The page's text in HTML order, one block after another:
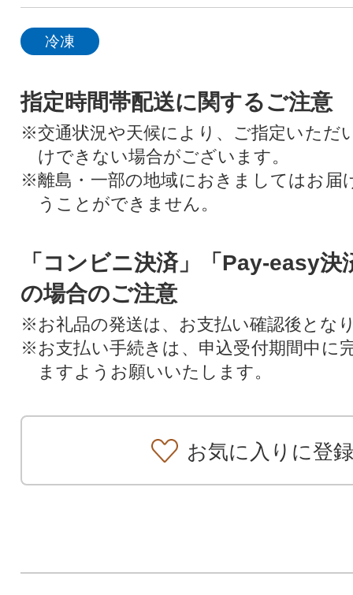
冷凍
指定時間帯配送に関するご注意
※交通状況や天候により、ご指定いただ
けできない場合がございます。
※離島・一部の地域におきましてはお届
うことができません。
「コンビニ決済」「Pay-easy決
の場合のご注意
※お礼品の発送は、お支払い確認後とな
※お支払い手続きは、申込受付期間中に
ますようお願いいたします。
お気に入りに登録